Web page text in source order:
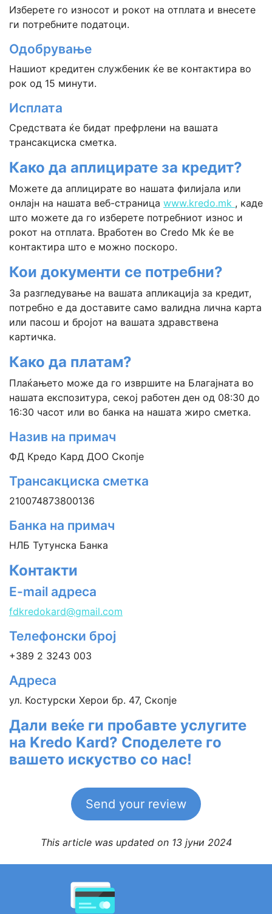
Изберете го износот и рокот на отплата и внесете
ги потребните податоци.
Одобрување
Нашиот кредитен службеник ќе ве контактира во
рок од 15 минути.
Исплата
Средствата ќе бидат префрлени на вашата
трансакциска сметка.
Како да аплицирате за кредит?
Можете да аплицирате во нашата филијала или
онлајн на нашата веб-страница www.kredo.mk , каде
што можете да го изберете потребниот износ и
рокот на отплата. Вработен во Credo Mk ќе ве
контактира што е можно поскоро.
Кои документи се потребни?
За разгледување на вашата апликација за кредит,
потребно е да доставите само валидна лична карта
или пасош и бројот на вашата здравствена
картичка.
Како да платам?
Плаќањето може да го извршите на Благајната во
нашата експозитура, секој работен ден од 08:30 до
16:30 часот или во банка на нашата жиро сметка.
Назив на примач
ФД Кредо Кард ДОО Скопје
Трансакциска сметка
210074873800136
Банка на примач
НЛБ Тутунска Банка
Контакти
E-mail адреса
fdkredokard@gmail.com
Телефонски број
+389 2 3243 003
Адреса
ул. Костурски Херои бр. 47, Скопје
Дали веќе ги пробавте услугите
на Kredo Kard? Споделете го
вашето искуство со нас!
Send your review
This article was updated on 13 јуни 2024